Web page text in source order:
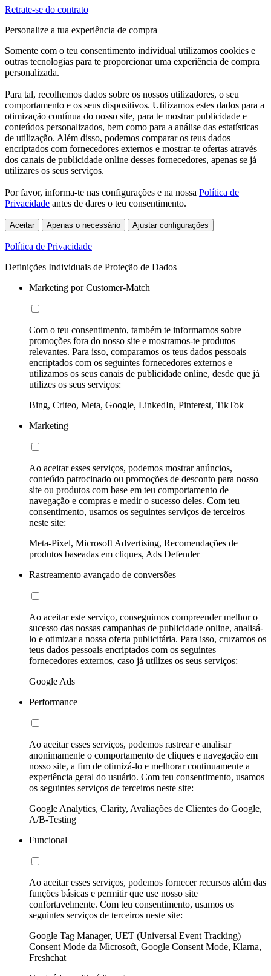
Retrate-se do contrato
Personalize a tua experiência de compra
Somente com o teu consentimento individual utilizamos cookies e
outras tecnologias para te proporcionar uma experiência de compra
personalizada.
Para tal, recolhemos dados sobre os nossos utilizadores, o seu
comportamento e os seus dispositivos. Utilizamos estes dados para a
otimização contínua do nosso site, para te mostrar publicidade e
conteúdos personalizados, bem como para a análise das estatísticas
de utilização. Além disso, podemos comparar os teus dados
encriptados com fornecedores externos e mostrar-te ofertas através
dos canais de publicidade online desses fornecedores, apenas se já
utilizares os seus serviços.
Por favor, informa-te nas configurações e na nossa Política de
Privacidade antes de dares o teu consentimento.
Aceitar Apenas o necessário Ajustar configurações
Política de Privacidade
Definições Individuais de Proteção de Dados
Marketing por Customer-Match
Com o teu consentimento, também te informamos sobre
promoções fora do nosso site e mostramos-te produtos
relevantes. Para isso, comparamos os teus dados pessoais
encriptados com os seguintes fornecedores externos e
utilizamos os seus canais de publicidade online, desde que já
utilizes os seus serviços:
Bing, Criteo, Meta, Google, LinkedIn, Pinterest, TikTok
Marketing
Ao aceitar esses serviços, podemos mostrar anúncios,
conteúdo patrocinado ou promoções de desconto para nosso
site ou produtos com base em teu comportamento de
navegação e compras e medir o sucesso deles. Com teu
consentimento, usamos os seguintes serviços de terceiros
neste site:
Meta-Pixel, Microsoft Advertising, Recomendações de
produtos baseadas em cliques, Ads Defender
Rastreamento avançado de conversões
Ao aceitar este serviço, conseguimos compreender melhor o
sucesso das nossas campanhas de publicidade online, analisá-
lo e otimizar a nossa oferta publicitária. Para isso, cruzamos os
teus dados pessoais encriptados com os seguintes
fornecedores externos, caso já utilizes os seus serviços:
Google Ads
Performance
Ao aceitar esses serviços, podemos rastrear e analisar
anonimamente o comportamento de cliques e navegação em
nosso site, a fim de otimizá-lo e melhorar continuamente a
experiência geral do usuário. Com teu consentimento, usamos
os seguintes serviços de terceiros neste site:
Google Analytics, Clarity, Avaliações de Clientes do Google,
A/B-Testing
Funcional
Ao aceitar esses serviços, podemos fornecer recursos além das
funções básicas e permitir que use nosso site
confortavelmente. Com teu consentimento, usamos os
seguintes serviços de terceiros neste site:
Google Tag Manager, UET (Universal Event Tracking)
Consent Mode da Microsoft, Google Consent Mode, Klarna,
Freshchat